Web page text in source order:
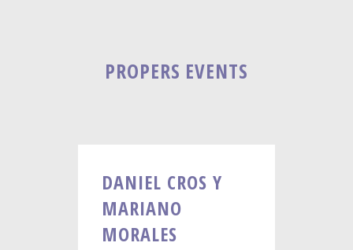
PROPERS EVENTS
DANIEL CROS Y
MARIANO
MORALES